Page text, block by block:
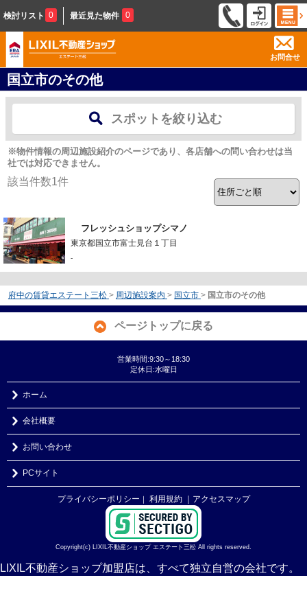
検討リスト 0 最近見た物件 0
お問合せ
国立市のその他
スポットを絞り込む
※物件情報の周辺施設紹介のページであり、各店舗への問い合わせは当
社では対応できません。
該当件数1件
フレッシュショップシマノ
東京都国立市富士見台１丁目
-
府中の賃貸エステート三松 > 周辺施設案内 > 国立市 > 国立市のその他
ページトップに戻る
営業時間:9:30～18:30
定休日:水曜日
ホーム
会社概要
お問い合わせ
PCサイト
プライバシーポリシー ｜ 利用規約 ｜アクセスマップ
Copyright(c) LIXIL不動産ショップ エステート三松 All rights reserved.
LIXIL不動産ショップ加盟店は、すべて独立自営の会社です。